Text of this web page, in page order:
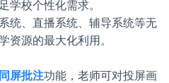
学校个性化需求。
统、直播系统、辅导系统等无
资源的最大化利用。
屏批注功能，老师可对投屏画